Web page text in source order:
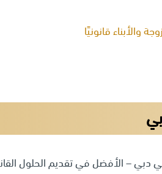
قانونيًا
– الأفضل في تقديم الحلول